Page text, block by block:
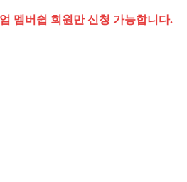
멤버쉽 회원만 신청 가능합니다.